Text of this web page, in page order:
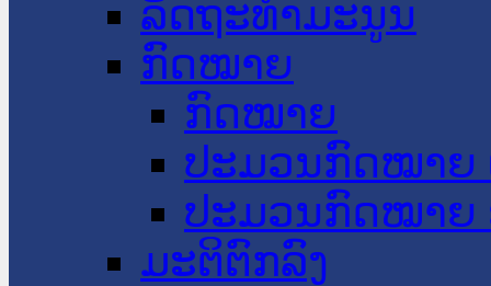
ລັດຖະທໍາມະນູນ
ກົດໝາຍ
ກົດໝາຍ
ປະມວນກົດໝາຍ
ປະມວນກົດໝາຍ
ມະຕິຕົກລົງ